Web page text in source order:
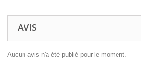
AVIS
Aucun avis n'a été publié pour le moment.